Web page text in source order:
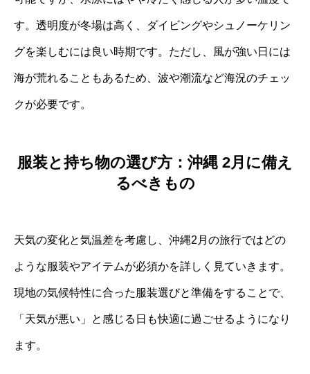
す。透明度が冬場は高く、ダイビングやシュノーケリン
グを楽しむには良い時期です。ただし、風が強い日には
海が荒れることもあるため、波や潮流など海況のチェッ
クが必要です。
服装と持ち物の選び方：沖縄 2月に備え
るべきもの
天気の変化と気温差を考慮し、沖縄2月の旅行ではどの
ような服装やアイテムが必須かを詳しく見ていきます。
現地の気候特性に合った服装選びと準備をすることで、
「天気が悪い」と感じる日も快適に過ごせるようになり
ます。